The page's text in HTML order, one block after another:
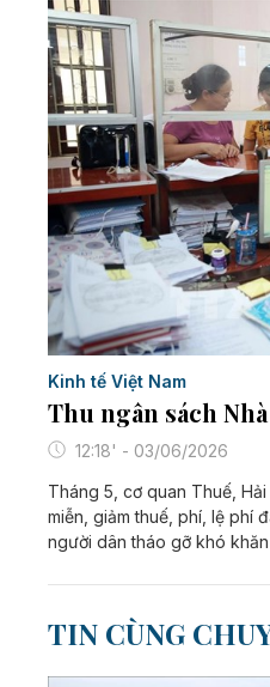
Kinh tế Việt Nam
Thu ngân sách
12:18' - 03/06/2026
Tháng 5, cơ quan Thuế,
miễn, giảm thuế, phí, lệ phí
người dân tháo gỡ khó
TIN CÙNG